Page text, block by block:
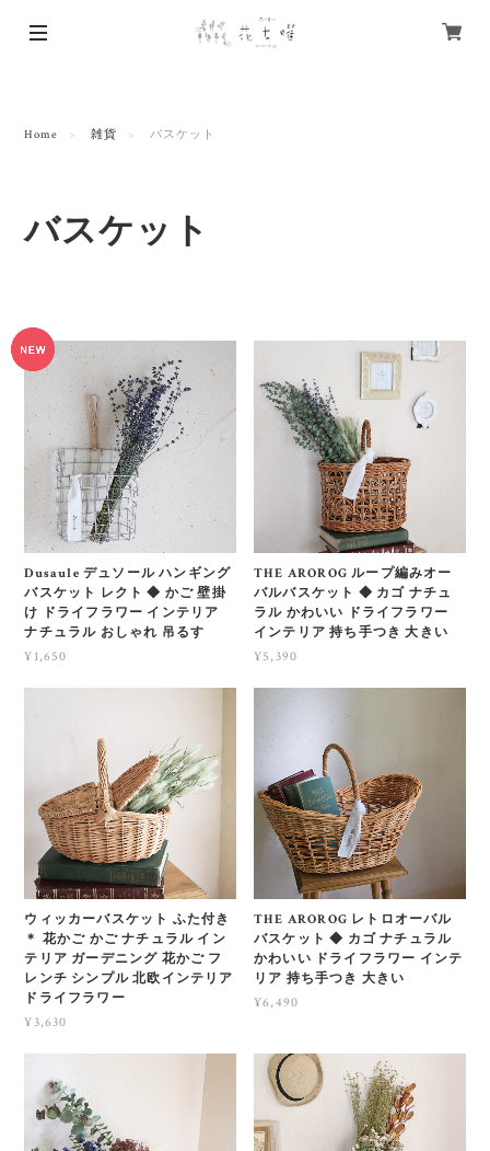
Home 雑貨 バスケット
バスケット
Dusaule デュソール ハンギング
バスケット レクト ◆ かご 壁掛
け ドライフラワー インテリア
ナチュラル おしゃれ 吊るす
¥1,650
THE AROROG ループ編みオー
バルバスケット ◆ カゴ ナチュ
ラル かわいい ドライフラワー
インテリア 持ち手つき 大きい
¥5,390
ウィッカーバスケット ふた付き
＊ 花かご かご ナチュラル イン
テリア ガーデニング 花かご フ
レンチ シンプル 北欧インテリア
ドライフラワー
¥3,630
THE AROROG レトロオーバル
バスケット ◆ カゴ ナチュラル
かわいい ドライフラワー インテ
リア 持ち手つき 大きい
¥6,490